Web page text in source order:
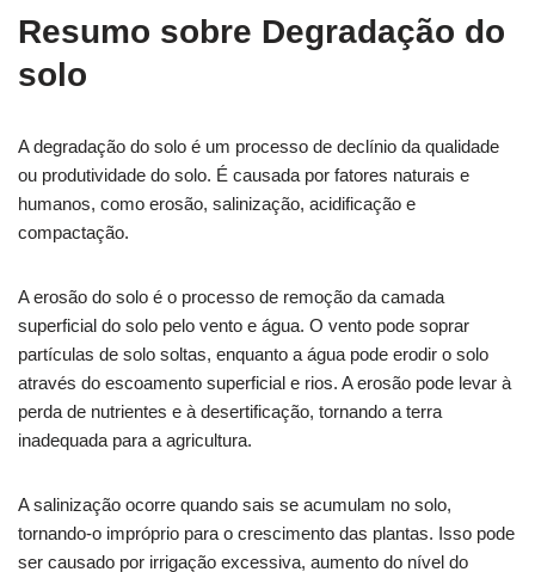
Resumo sobre Degradação do
solo
A degradação do solo é um processo de declínio da qualidade
ou produtividade do solo. É causada por fatores naturais e
humanos, como erosão, salinização, acidificação e
compactação.
A erosão do solo é o processo de remoção da camada
superficial do solo pelo vento e água. O vento pode soprar
partículas de solo soltas, enquanto a água pode erodir o solo
através do escoamento superficial e rios. A erosão pode levar à
perda de nutrientes e à desertificação, tornando a terra
inadequada para a agricultura.
A salinização ocorre quando sais se acumulam no solo,
tornando-o impróprio para o crescimento das plantas. Isso pode
ser causado por irrigação excessiva, aumento do nível do